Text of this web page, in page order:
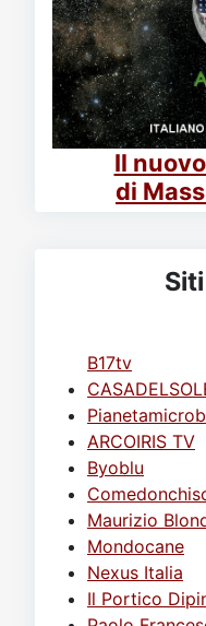
Il
di
B17tv
ARCOIRIS TV
Byoblu
Maurizio
Mondocane
Nexus Italia
Il Portico